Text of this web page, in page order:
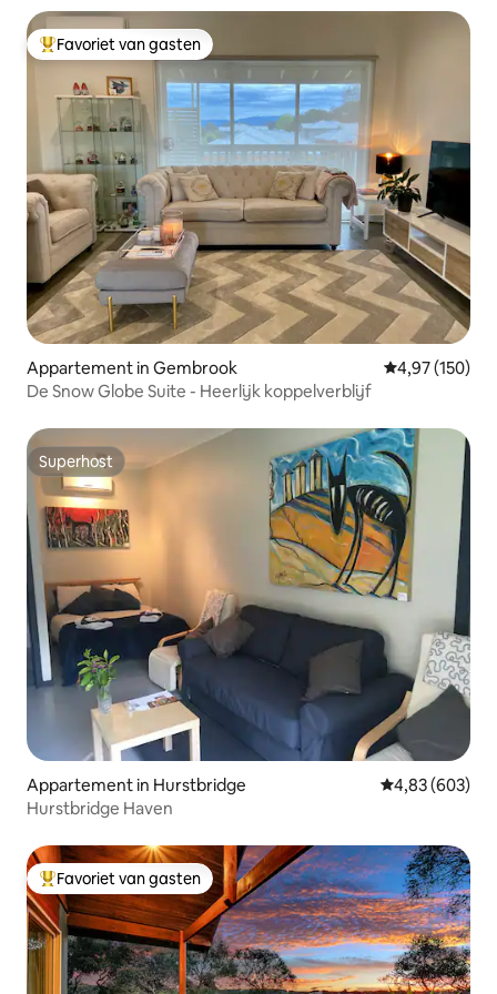
Topfavoriet van gasten
Favoriet van gasten
Appartement in Gembrook Gemiddelde
4,97 (150)
De Snow Globe Suite - Heerlijk koppelverblijf
Superhost
Superhost
Appartement in Hurstbridge Gemiddelde
4,83 (603)
Hurstbridge Haven
Topfavoriet van gasten
Favoriet van gasten